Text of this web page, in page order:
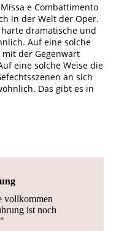
e Combattimento
in der Welt der Oper.
dramatische und
Auf eine solche
der Gegenwart
eine solche Weise die
an sich
Das gibt es in
vollkommen
ist noch